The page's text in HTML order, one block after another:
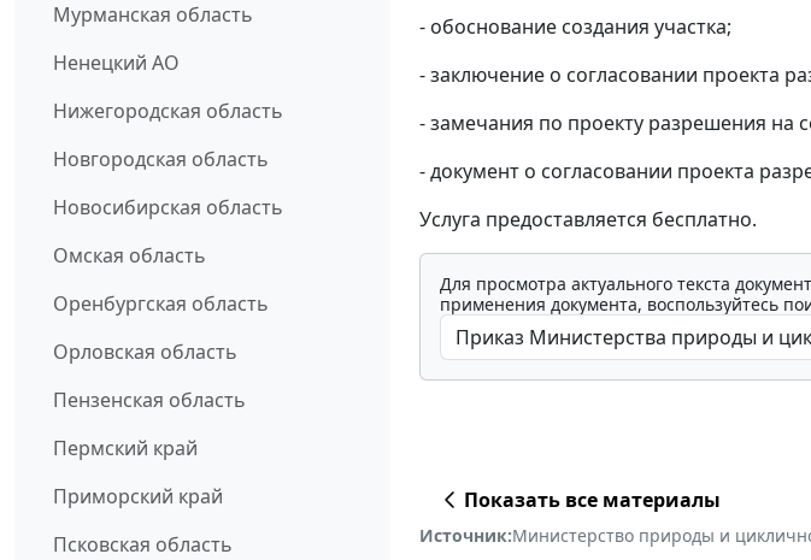
Мурманская область
Ненецкий АО
Нижегородская область
Новгородская область
Новосибирская область
Омская область
Оренбургская область
Орловская область
Пензенская область
Пермский край
Приморский край
Псковская область
- обоснование создания участка;
- заключение о согласовании проекта
- замечания по проекту разрешения на
- документ о согласовании проекта
Услуга предоставляется бесплатно.
Для просмотра актуального текста
применения документа, воспользуйтесь
Показать все материалы
Источник:Министерство природы и